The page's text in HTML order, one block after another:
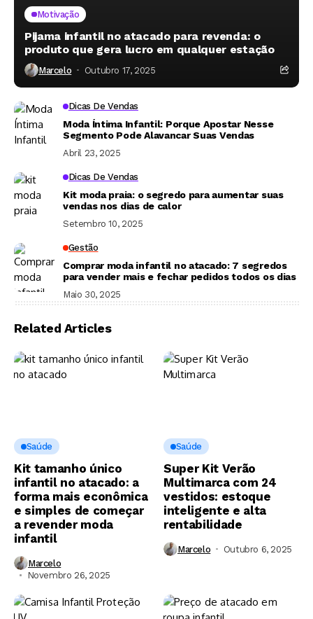
Motivação
Pijama infantil no atacado para revenda: o
produto que gera lucro em qualquer estação
Marcelo Outubro 17, 2025
Dicas De Vendas
Moda Íntima Infantil: Porque Apostar Nesse
Segmento Pode Alavancar Suas Vendas
Abril 23, 2025
Dicas De Vendas
Kit moda praia: o segredo para aumentar suas
vendas nos dias de calor
Setembro 10, 2025
Gestão
Comprar moda infantil no atacado: 7 segredos
para vender mais e fechar pedidos todos os dias
Maio 30, 2025
Related Articles
Saúde
Kit tamanho único
infantil no atacado: a
forma mais econômica
e simples de começar
a revender moda
infantil
Marcelo
Novembro 26, 2025
Saúde
Super Kit Verão
Multimarca com 24
vestidos: estoque
inteligente e alta
rentabilidade
Marcelo Outubro 6, 2025